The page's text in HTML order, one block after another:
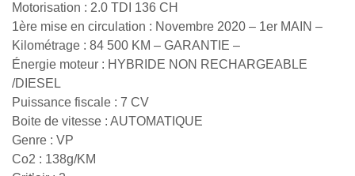
Motorisation : 2.0 TDI 136 CH
1ère mise en circulation : Novembre 2020 – 1er MAIN –
Kilométrage : 84 500 KM – GARANTIE –
Énergie moteur : HYBRIDE NON RECHARGEABLE
/DIESEL
Puissance fiscale : 7 CV
Boite de vitesse : AUTOMATIQUE
Genre : VP
Co2 : 138g/KM